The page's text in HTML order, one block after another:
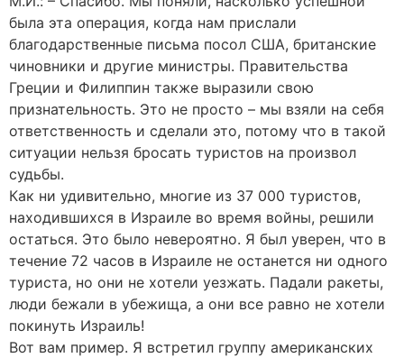
была эта операция, когда нам прислали
благодарственные письма посол США, британские
чиновники и другие министры. Правительства
Греции и Филиппин также выразили свою
признательность. Это не просто – мы взяли на себя
ответственность и сделали это, потому что в такой
ситуации нельзя бросать туристов на произвол
судьбы.
Как ни удивительно, многие из 37 000 туристов,
находившихся в Израиле во время войны, решили
остаться. Это было невероятно. Я был уверен, что в
течение 72 часов в Израиле не останется ни одного
туриста, но они не хотели уезжать. Падали ракеты,
люди бежали в убежища, а они все равно не хотели
покинуть Израиль!
Вот вам пример. Я встретил группу американских